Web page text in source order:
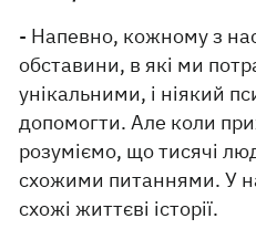
- Напевно, кожному з
обставини, в які ми
унікальними, і ніякий
допомогти. Але коли
розуміємо, що тисячі
схожими питаннями. У
схожі життєві історії.